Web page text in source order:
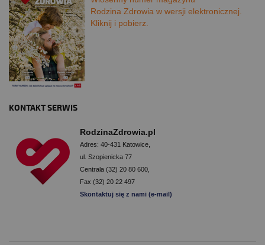
Rodzina Zdrowia w wersji elektronicznej.
Kliknij i pobierz.
KONTAKT SERWIS
RodzinaZdrowia.pl
Adres: 40-431 Katowice,
ul. Szopienicka 77
Centrala (32) 20 80 600,
Fax (32) 20 22 497
Skontaktuj się z nami (e-mail)